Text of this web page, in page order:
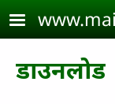
Skip to main
डाउनलोड